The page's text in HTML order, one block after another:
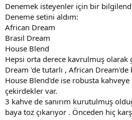
Denemek isteyenler için bir
Deneme setini aldım:
African Dream
Brasil Dream
House Blend
Hepsi orta derece kavrulmuş olarak
Dream 'de tutarlı , African Dream'de
House Blend'de ise robusta kahveye
çekirdekler var.
3 kahve de sanırım kurutulmuş
baya toz çıkarıyor . Önceden hiç